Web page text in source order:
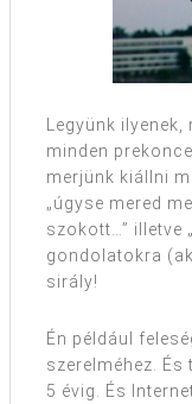
Legyünk
minden
merjünk kiállni
„úgyse mered
szokott…” illetve
gondolatokra
sirály!
Én például
szerelméhez.
5 évig. És